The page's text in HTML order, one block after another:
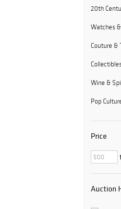
20th
Watches
Couture &
Wine &
Pop
Price
Auction